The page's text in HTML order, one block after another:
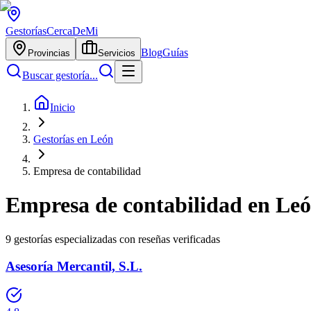
GestoríasCercaDeMi
Provincias Servicios BlogGuías
Buscar gestoría...
Inicio
Gestorías en León
Empresa de contabilidad
Empresa de contabilidad en
9 gestorías especializadas con reseñas verificadas
Asesoría Mercantil, S.L.